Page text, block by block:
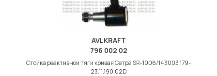
AVLKRAFT
796 002 02
Стойка реактивной тяги кривая Сетра SR-1008/143003 179-
23.11.190.02D